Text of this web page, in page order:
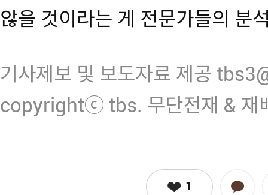
않을 것이라는 게 전문가들의 분
기사제보 및 보도자료 제공
copyrightⓒ tbs. 무단전재 & 재
1